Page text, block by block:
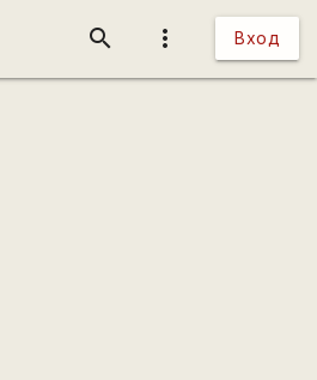
more_vert Вход
search